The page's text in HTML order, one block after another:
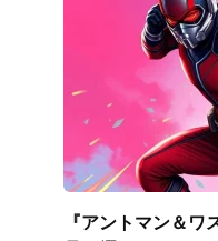
『アントマン＆